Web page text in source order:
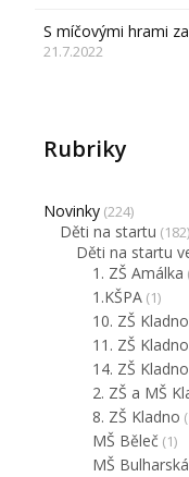
S míčovými hrami
21.7.2022
Rubriky
Novinky (224)
Děti na startu (182)
Děti na startu
1. ZŠ Amálka
1.KŠPA (1)
10. ZŠ Kladno
11. ZŠ Kladno
14. ZŠ Kladno
2. ZŠ a MŠ
8. ZŠ Kladno
MŠ Běleč (1)
MŠ Bulharská